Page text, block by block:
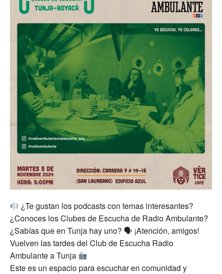
¿Te gustan los podcasts con temas interesantes?
¿Conoces los Clubes de Escucha de Radio Ambulante?
¿Sabías que en Tunja hay uno? 🗣 ¡Atención, amigos!
Vuelven las tardes del Club de Escucha Radio
Ambulante a Tunja
Este es un espacio para escuchar en comunidad y